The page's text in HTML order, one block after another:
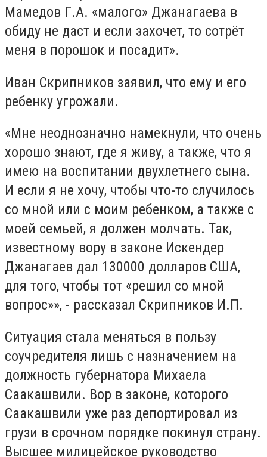
Мамедов Г.А. «малого» Джанагаева в
обиду не даст и если захочет, то сотрёт
меня в порошок и посадит».
Иван Скрипников заявил, что ему и его
ребенку угрожали.
«Мне неоднозначно намекнули, что очень
хорошо знают, где я живу, а также, что я
имею на воспитании двухлетнего сына.
И если я не хочу, чтобы что-то случилось
со мной или с моим ребенком, а также с
моей семьей, я должен молчать. Так,
известному вору в законе Искендер
Джанагаев дал 130000 долларов США,
для того, чтобы тот «решил со мной
вопрос»», - рассказал Скрипников И.П.
Ситуация стала меняться в пользу
соучредителя лишь с назначением на
должность губернатора Михаела
Саакашвили. Вор в законе, которого
Саакашвили уже раз депортировал из
грузи в срочном порядке покинул страну.
Высшее милицейское руководство